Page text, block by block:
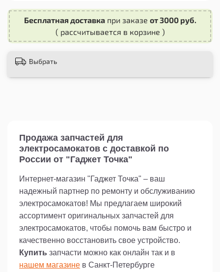
прямо сейчас и обеспечьте своему самокату
надежную защиту и стильный внешний вид.
Будьте уверены, что ваш самокат всегда будет
готов к использованию и привлекать
Бесплатная доставкапри заказе от 3000 руб.
( рассчитывается в корзине )
Выбрать
Продажа запчастей для
электросамокатов с доставкой по
России от "Гаджет Точка"
Интернет-магазин "Гаджет Точка" – ваш
надежный партнер по ремонту и обслуживанию
электросамокатов! Мы предлагаем широкий
ассортимент оригинальных запчастей для
электросамокатов, чтобы помочь вам быстро и
качественно восстановить свое устройство.
Купить запчасти можно как онлайн так и в
нашем магазине в Санкт-Петербурге